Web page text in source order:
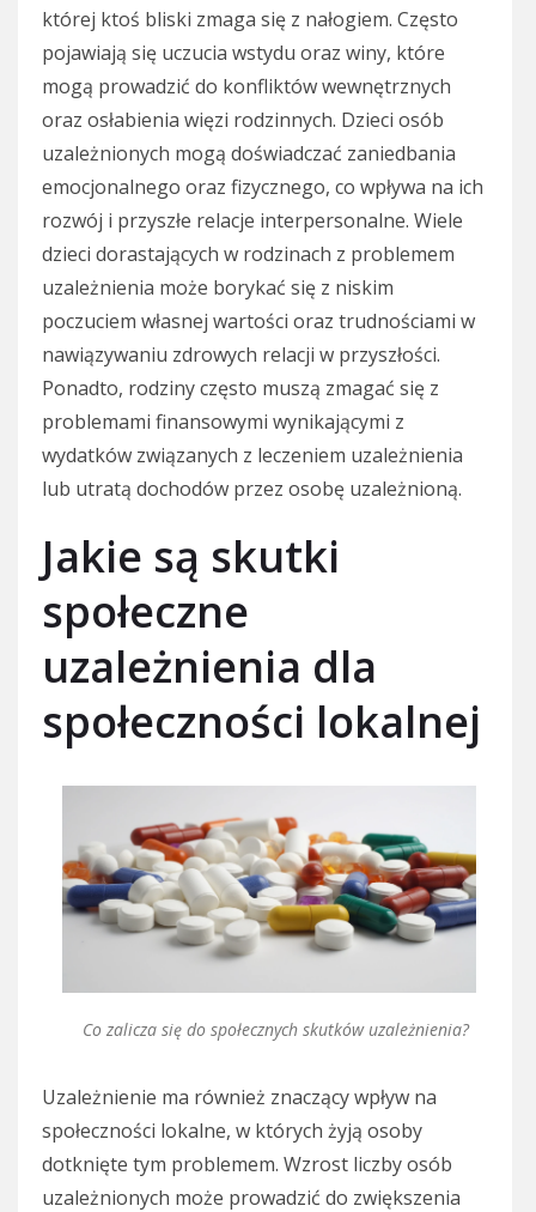
której ktoś bliski zmaga się z nałogiem. Często
pojawiają się uczucia wstydu oraz winy, które
mogą prowadzić do konfliktów wewnętrznych
oraz osłabienia więzi rodzinnych. Dzieci osób
uzależnionych mogą doświadczać zaniedbania
emocjonalnego oraz fizycznego, co wpływa na ich
rozwój i przyszłe relacje interpersonalne. Wiele
dzieci dorastających w rodzinach z problemem
uzależnienia może borykać się z niskim
poczuciem własnej wartości oraz trudnościami w
nawiązywaniu zdrowych relacji w przyszłości.
Ponadto, rodziny często muszą zmagać się z
problemami finansowymi wynikającymi z
wydatków związanych z leczeniem uzależnienia
lub utratą dochodów przez osobę uzależnioną.
Jakie są skutki
społeczne
uzależnienia dla
społeczności lokalnej
Co zalicza się do społecznych skutków uzależnienia?
Uzależnienie ma również znaczący wpływ na
społeczności lokalne, w których żyją osoby
dotknięte tym problemem. Wzrost liczby osób
uzależnionych może prowadzić do zwiększenia